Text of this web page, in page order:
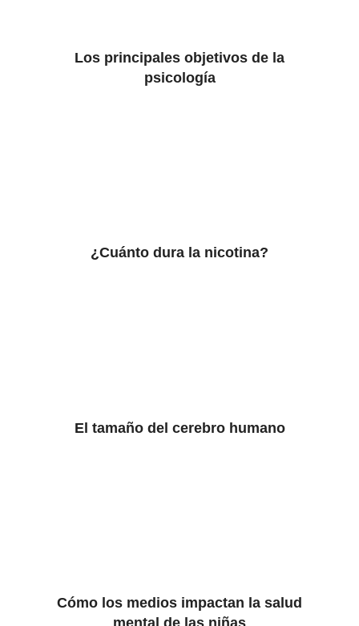
Los principales objetivos de la
psicología
¿Cuánto dura la nicotina?
El tamaño del cerebro humano
Cómo los medios impactan la salud